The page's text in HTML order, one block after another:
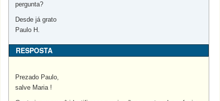
pergunta?
Desde já grato
Paulo H.
RESPOSTA
Prezado Paulo,
salve Maria !